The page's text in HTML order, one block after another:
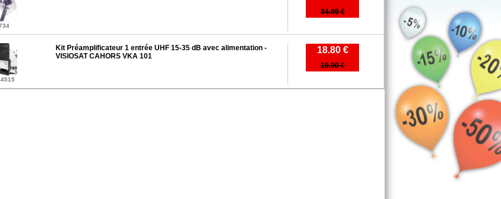
34.99 €
Kit Préamplificateur 1 entrée UHF 15-35 dB avec alimentation -
VISIOSAT CAHORS VKA 101
18.80 €
19.90 €